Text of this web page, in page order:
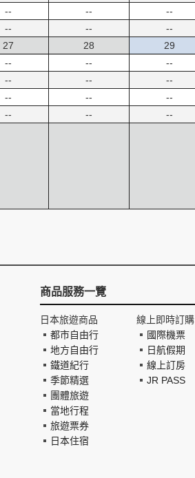
--
--
--
--
--
--
27
--
--
--
--
28
--
--
--
--
29
--
--
--
--
商品服務一覽
日本旅遊商品
都市自由行
地方自由行
鐵道紀行
季節精選
團體旅遊
當地行程
旅遊票券
日本住宿
線上即時訂購
國際機票
日航假期
線上訂房
JR PASS